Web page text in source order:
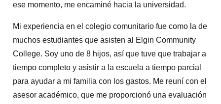
ese momento, me encaminé hacia la universidad.
Mi experiencia en el colegio comunitario fue como la de
muchos estudiantes que asisten al Elgin Community
College. Soy uno de 8 hijos, así que tuve que trabajar a
tiempo completo y asistir a la escuela a tiempo parcial
para ayudar a mi familia con los gastos. Me reuní con el
asesor académico, que me proporcionó una evaluación